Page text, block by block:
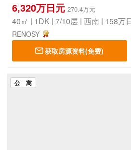
6,320万日元 270.4万元
40㎡ | 1DK | 7/10层 | 西南 | 158万
RENOSY
获取房源资料(免费)
公 寓